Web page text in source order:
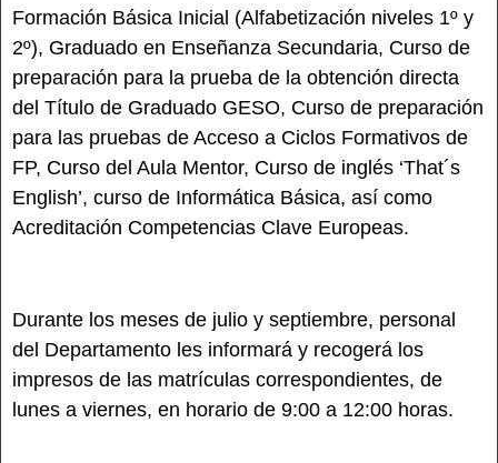
Formación Básica Inicial (Alfabetización niveles 1º y
2º), Graduado en Enseñanza Secundaria, Curso de
preparación para la prueba de la obtención directa
del Título de Graduado GESO, Curso de preparación
para las pruebas de Acceso a Ciclos Formativos de
FP, Curso del Aula Mentor, Curso de inglés ‘That´s
English’, curso de Informática Básica, así como
Acreditación Competencias Clave Europeas.
Durante los meses de julio y septiembre, personal
del Departamento les informará y recogerá los
impresos de las matrículas correspondientes, de
lunes a viernes, en horario de 9:00 a 12:00 horas.